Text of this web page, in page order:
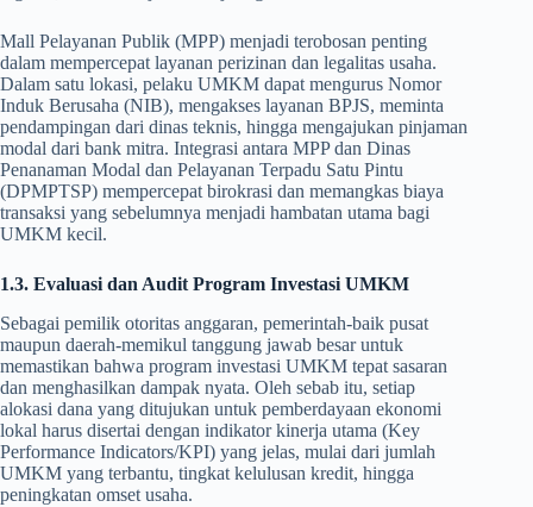
Mall Pelayanan Publik (MPP) menjadi terobosan penting
dalam mempercepat layanan perizinan dan legalitas usaha.
Dalam satu lokasi, pelaku UMKM dapat mengurus Nomor
Induk Berusaha (NIB), mengakses layanan BPJS, meminta
pendampingan dari dinas teknis, hingga mengajukan pinjaman
modal dari bank mitra. Integrasi antara MPP dan Dinas
Penanaman Modal dan Pelayanan Terpadu Satu Pintu
(DPMPTSP) mempercepat birokrasi dan memangkas biaya
transaksi yang sebelumnya menjadi hambatan utama bagi
UMKM kecil.
1.3. Evaluasi dan Audit Program Investasi UMKM
Sebagai pemilik otoritas anggaran, pemerintah-baik pusat
maupun daerah-memikul tanggung jawab besar untuk
memastikan bahwa program investasi UMKM tepat sasaran
dan menghasilkan dampak nyata. Oleh sebab itu, setiap
alokasi dana yang ditujukan untuk pemberdayaan ekonomi
lokal harus disertai dengan indikator kinerja utama (Key
Performance Indicators/KPI) yang jelas, mulai dari jumlah
UMKM yang terbantu, tingkat kelulusan kredit, hingga
peningkatan omset usaha.